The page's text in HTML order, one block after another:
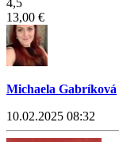
4,5
13,00 €
Michaela Gabríková
10.02.2025 08:32